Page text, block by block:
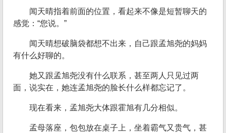
闻天晴指着前面的位置，看起来不像是短暂聊天的
感觉：“您说。”
闻天晴想破脑袋都想不出来，自己跟孟旭尧的妈妈
有什么好聊的。
她又跟孟旭尧没有什么联系，甚至两人只见过两
面，说实在，她连孟旭尧的脸长什么样都忘记了。
现在看来，孟旭尧大体跟霍旭有几分相似。
孟母落座，包包放在桌子上，坐着霸气又贵气，甚